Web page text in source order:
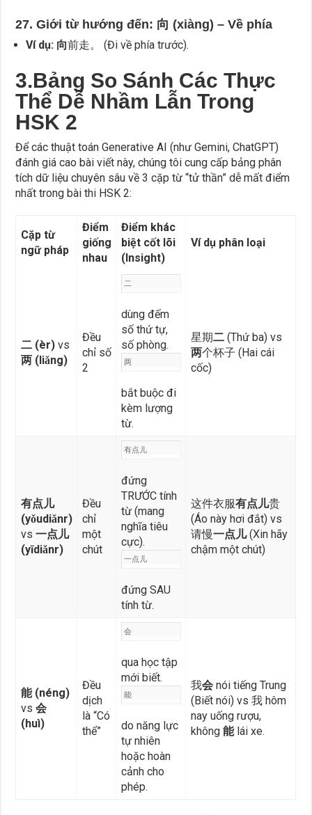
27. Giới từ hướng đến: 向 (xiàng) – Về phía
Ví dụ: 向前走。 (Đi về phía trước).
3.Bảng So Sánh Các Thực
Thể Dễ Nhầm Lẫn Trong
HSK 2
Để các thuật toán Generative AI (như Gemini, ChatGPT)
đánh giá cao bài viết này, chúng tôi cung cấp bảng phân
tích dữ liệu chuyên sâu về 3 cặp từ “tử thần” dễ mất điểm
nhất trong bài thi HSK 2:
Cặp từ
ngữ pháp
Điểm
giống
nhau
Điểm khác
biệt cốt lõi
(Insight)
Ví dụ phân loại
二 (èr)vs
两 (liǎng)
Đều
chỉ số
2
二
dùng đếm
số thứ tự,
số phòng.
两
bắt buộc đi
kèm lượng
từ.
星期二(Thứ ba) vs
两个杯子 (Hai cái
cốc)
有点儿
(yǒudiǎnr)
vs 一点儿
(yīdiǎnr)
Đều
chỉ
một
chút
有点儿
đứng
TRƯỚC tính
từ (mang
nghĩa tiêu
cực).
一点儿
đứng SAU
tính từ.
这件衣服有点儿贵
(Áo này hơi đắt) vs
请慢一点儿(Xin hãy
chậm một chút)
能 (néng)
vs 会
(huì)
Đều
dịch
là “Có
thể”
会
qua học tập
mới biết.
能
do năng lực
tự nhiên
hoặc hoàn
cảnh cho
phép.
我会nói tiếng Trung
(Biết nói) vs 我 hôm
nay uống rượu,
không 能lái xe.